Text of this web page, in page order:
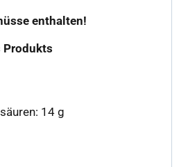
enthalten!
Produkts
14 g